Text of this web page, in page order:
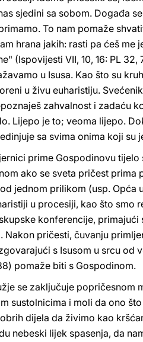
sjedini sa sobom. Događa
To nam pomaže
hrana jakih: rasti pa ćeš
(Ispovijesti VII, 10, 16: PL
u Isusa. Kao što su
u živu euharistiju.
zahvalnost i zadaću
Lijepo je to; veoma lijepo.
sa svima onima koji
prime Gospodinovu
ako se sveta pričest
jednom prilikom (usp.
u procesiji, kao što smo
konferencije,
Nakon pričesti, čuvanju
s Isusom u srcu
pomaže biti s Gospodinom.
se zaključuje popričesnom
sustolnicima i moli da ono
dijela da živimo kao
nebeski lijek spasenja, da